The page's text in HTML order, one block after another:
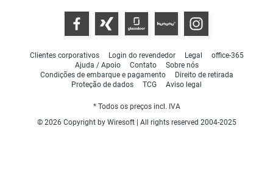
Clientes corporativos Login do revendedor Legal
office-365
Ajuda / Apoio
Contato
Sobre nós
Condições de embarque e pagamento
Direito de retirada
Proteção de dados
TCG Aviso legal
* Todos os preços incl. IVA
© 2026 Copyright by Wiresoft | All rights reserved 2004-2025